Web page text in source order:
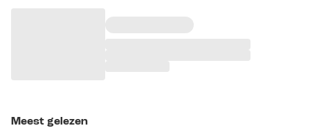
Meest gelezen